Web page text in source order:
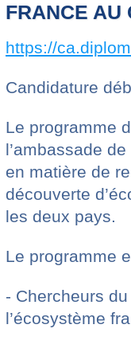
FRANCE AU
https://
Candidature
Le programme
l’ambassade
en matière de
découverte
les deux pays.
Le programme
- Chercheurs
l’écosystème